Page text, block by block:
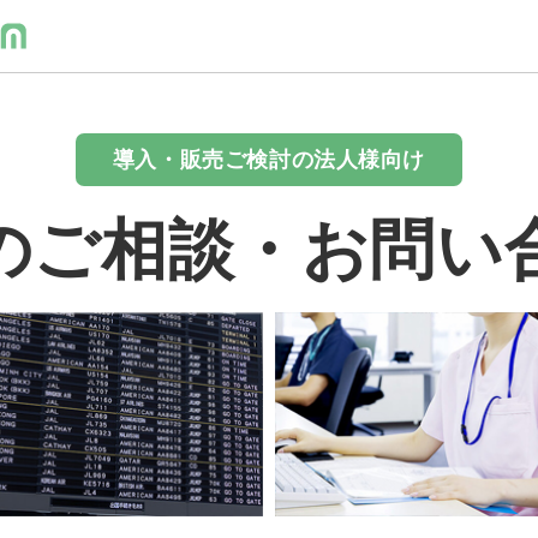
導入・販売ご検討の法人様向け
ご相談・お問い